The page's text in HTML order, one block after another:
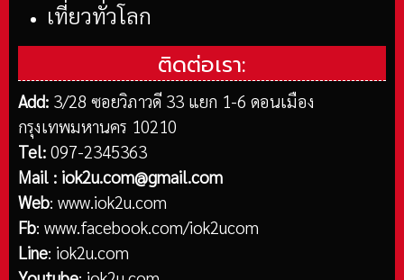
เที่ยวทั่วโลก
ติดต่อเรา:
Add: 3/28 ซอยวิภาวดี 33 แยก 1-6 ดอนเมือง
กรุงเทพมหานคร 10210
Tel: 097-2345363
Mail : iok2u.com@gmail.com
Web: www.iok2u.com
Fb: www.facebook.com/iok2ucom
Line: iok2u.com